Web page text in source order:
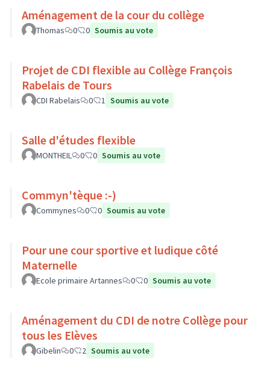
Aménagement de la cour du collège
Thomas 0 0 Soumis au vote
Projet de CDI flexible au Collège François
Rabelais de Tours
CDI Rabelais 0 1 Soumis au vote
Salle d'études flexible
MONTHEIL 0 0 Soumis au vote
Commyn'tèque :-)
Commynes 0 0 Soumis au vote
Pour une cour sportive et ludique côté
Maternelle
Ecole primaire Artannes 0 0 Soumis au vote
Aménagement du CDI de notre Collège pour
tous les Elèves
Gibelin 0 2 Soumis au vote